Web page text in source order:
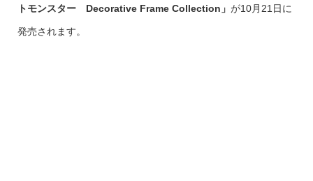
トモンスター Decorative Frame Collection」 が10月21日に
発売されます。